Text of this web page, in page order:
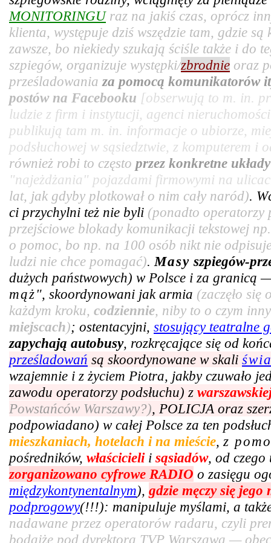
MONITORINGUraz na jakiś czas, oprócz
klienta, występuje dziś wszędzie tam, gdzie
zawsze, bo niekiedy szukają ściśle także i do
szpiegów, organizuje występki/zbrodnie oraz
prześladowania za pomocą komunikatorów
postów na Facebooku [obserwują to m. in.
ludzie z firm i instytucji, agenci
publikują tam m. in. informacje o ubiorze,
podsłuchowej w sąsiedztwie, z komputerem
również robi to często przez konkretne
"najeżdżania" pojazdami firmowymi na
lat, jak gdyby plotkował o nim cały naród).
ci przychylni też nie byli (ponadto operatorzy
przejściowe blokady komunikacji tekstowej
o pomoc, bo np. na 100 osób nikt nie
ludzi nie chce pomagać). Masy szpiegów-
dużych państwowych) w Polsce i za granicą
mąż", skoordynowani jak armia (zaczęło się
każdym kroku, codziennie, niby to o czym
miejscach); ostentacyjni, stosujący teatralne
zapychają autobusy, rozkręcające się od
prześladowań są skoordynowane w skali
wzajemnie i z życiem Piotra, jakby czuwało
zawodu operatorzy podsłuchu) z
Powstańców Warszawy?), POLICJA oraz
podpowiadano) w całej Polsce za ten
mieszkaniach, hotelach i na mieście, z
pośredników, właścicielii sąsiadów, od czego
zorganizowano cyfrowe RADIO o zasięgu
międzykontynentalnym), gdzie męczy się
podprogowy(!!!): manipuluje myślami, a
nadawane przez operatorów radaru, czyli
bodajże pod dyrektora TVP Warszawa —